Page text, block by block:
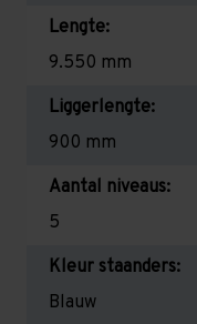
Lengte:
9.550 mm
Liggerlengte:
900 mm
Aantal niveaus:
5
Kleur staanders:
Blauw